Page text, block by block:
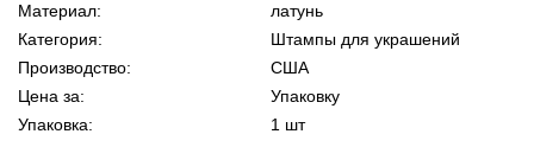
Материал:
латунь
Категория:
Штампы для украшений
Производство:
США
Цена за:
Упаковку
Упаковка:
1 шт